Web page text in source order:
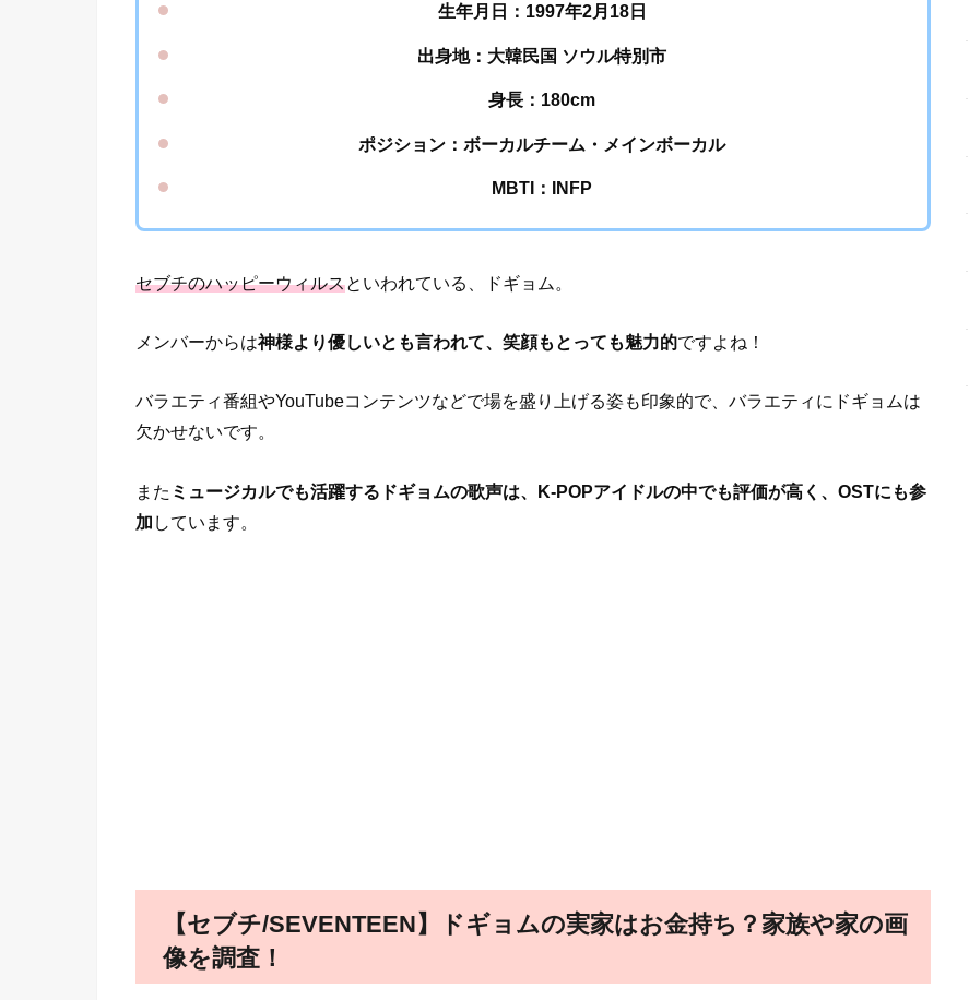
生年月日：1997年2月18日
出身地：大韓民国 ソウル特別市
身長：180cm
ポジション：ボーカルチーム・メインボーカル
MBTI：INFP
セブチのハッピーウィルスといわれている、ドギョム。
メンバーからは神様より優しいとも言われて、笑顔もとっても魅力的ですよね！
バラエティ番組やYouTubeコンテンツなどで場を盛り上げる姿も印象的で、バラエティにドギョムは
欠かせないです。
また ミュージカルでも活躍するドギョムの歌声は、K-POPアイドルの中でも評価が高く、OSTにも参
加 しています。
【セブチ/SEVENTEEN】ドギョムの実家はお金持ち？家族や家の画
像を調査！